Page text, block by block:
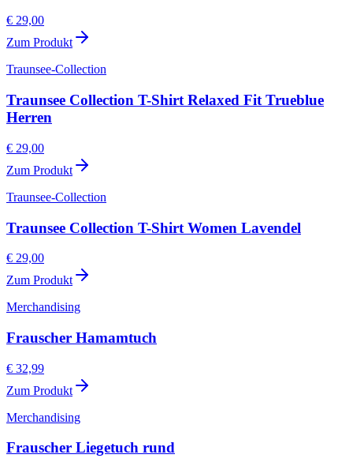
€ 29,00
Zum Produkt
Traunsee-Collection
Traunsee Collection T-Shirt Relaxed Fit Trueblue
Herren
€ 29,00
Zum Produkt
Traunsee-Collection
Traunsee Collection T-Shirt Women Lavendel
€ 29,00
Zum Produkt
Merchandising
Frauscher Hamamtuch
€ 32,99
Zum Produkt
Merchandising
Frauscher Liegetuch rund